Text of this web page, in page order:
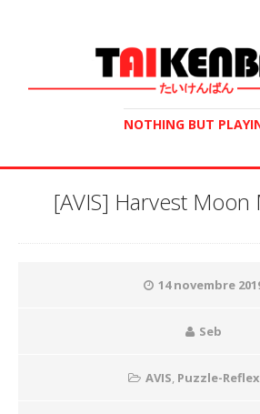
NOTHING BUT
[AVIS] Harvest Moon
14 novembre
Seb
AVIS, Puzzle-